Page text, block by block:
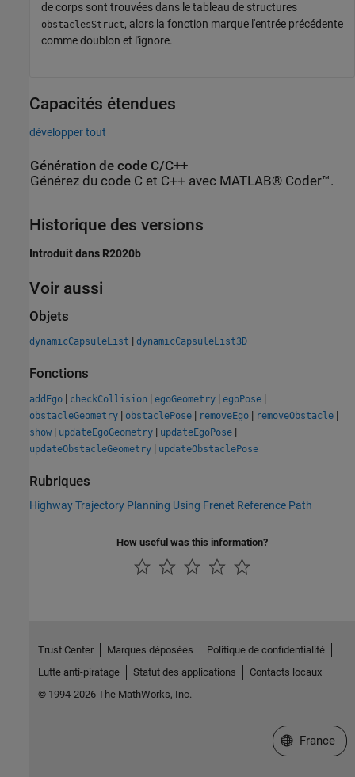
de corps sont trouvées dans le tableau de structures
obstaclesStruct, alors la fonction marque l'entrée précédente
comme doublon et l'ignore.
Capacités étendues
développer tout
Génération de code C/C++
Générez du code C et C++ avec MATLAB® Coder™.
Historique des versions
Introduit dans R2020b
Voir aussi
Objets
dynamicCapsuleList | dynamicCapsuleList3D
Fonctions
addEgo | checkCollision | egoGeometry | egoPose |
obstacleGeometry | obstaclePose | removeEgo | removeObstacle |
show | updateEgoGeometry | updateEgoPose |
updateObstacleGeometry | updateObstaclePose
Rubriques
Highway Trajectory Planning Using Frenet Reference Path
How useful was this information?
Trust Center Marques déposées
Politique de confidentialité
Lutte anti-piratage
Statut des applications
Contacts locaux
© 1994-2026 The MathWorks, Inc.
Sélectionner
France